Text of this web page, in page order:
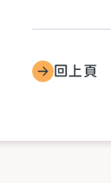
回上頁